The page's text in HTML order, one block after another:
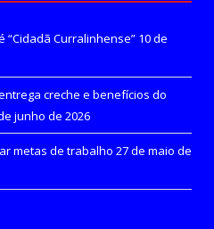
Curralinhense” 10 de
creche e benefícios do
junho de 2026
metas de trabalho 27 de maio de